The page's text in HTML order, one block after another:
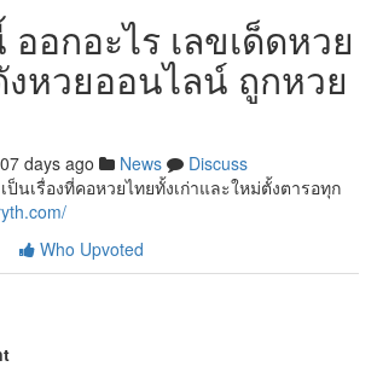
อกอะไร เลขเด็ดหวย
งหวยออนไลน์ ถูกหวย
days ago News
Discuss
ป็นเรื่องที่คอหวยไทยทั้งเก่าและใหม่ตั้งตารอทุก
Who Upvoted